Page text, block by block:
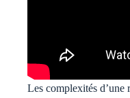
Les complexités d’une